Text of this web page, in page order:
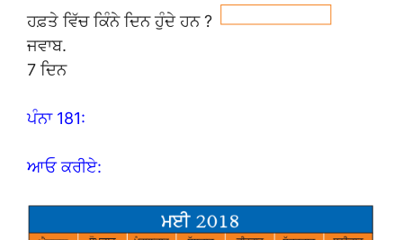
ਹਫ਼ਤੇ ਵਿੱਚ ਕਿੰਨੇ ਦਿਨ ਹੁੰਦੇ ਹਨ ?
ਜਵਾਬ.
7 ਦਿਨ
ਪੰਨਾ 181:
ਆਓ ਕਰੀਏ: